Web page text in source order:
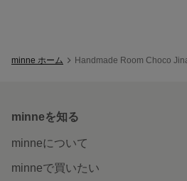
minne ホーム Handmade Room Choco
minneを知る
minneについて
minneで買いたい